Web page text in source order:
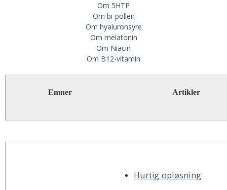
Om 5HTP
Om bi-pollen
Om hyaluronsyre
Om melatonin
Om Niacin
Om B12-vitamin
Emner Artikler
Hurtig opløsning